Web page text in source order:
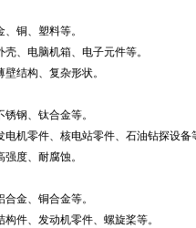
铜、塑料等。
、电脑机箱、电子元件等。
结构、复杂形状。
钢、钛合金等。
机零件、核电站零件、石油钻探设备
度、耐腐蚀。
金、铜合金等。
件、发动机零件、螺旋桨等。